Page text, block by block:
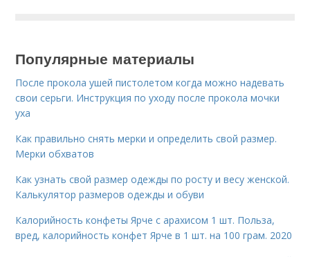
Популярные материалы
После прокола ушей пистолетом когда можно надевать
свои серьги. Инструкция по уходу после прокола мочки
уха
Как правильно снять мерки и определить свой размер.
Мерки обхватов
Как узнать свой размер одежды по росту и весу женской.
Калькулятор размеров одежды и обуви
Калорийность конфеты Ярче с арахисом 1 шт. Польза,
вред, калорийность конфет Ярче в 1 шт. на 100 грам. 2020